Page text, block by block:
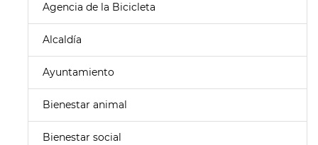
Agencia de la Bicicleta
Alcaldía
Ayuntamiento
Bienestar animal
Bienestar social